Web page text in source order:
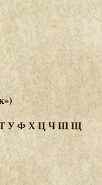
УФХЦЧШЩ